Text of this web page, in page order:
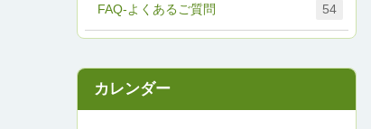
FAQ-よくあるご質問 54